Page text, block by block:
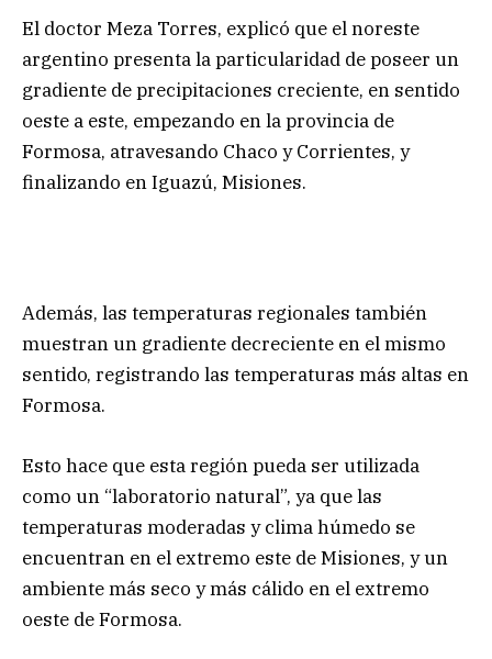
El doctor Meza Torres, explicó que el noreste
argentino presenta la particularidad de poseer un
gradiente de precipitaciones creciente, en sentido
oeste a este, empezando en la provincia de
Formosa, atravesando Chaco y Corrientes, y
finalizando en Iguazú, Misiones.
Además, las temperaturas regionales también
muestran un gradiente decreciente en el mismo
sentido, registrando las temperaturas más altas en
Formosa.
Esto hace que esta región pueda ser utilizada
como un “laboratorio natural”, ya que las
temperaturas moderadas y clima húmedo se
encuentran en el extremo este de Misiones, y un
ambiente más seco y más cálido en el extremo
oeste de Formosa.